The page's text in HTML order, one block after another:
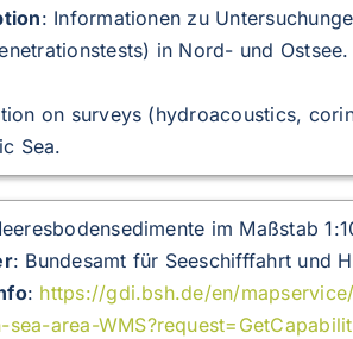
: Informationen zu
in Nord- und Ostsee.
on surveys (hydroacoustics,
Sea.
im Maßstab
: Bundesamt für Seeschifffahrt und
: https://gdi.bsh.de/en/
sea-area-